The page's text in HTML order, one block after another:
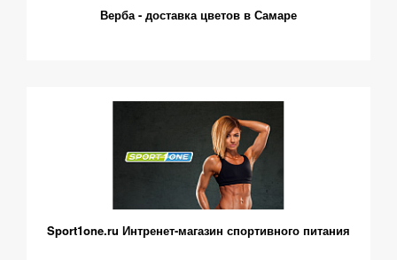
Верба - доставка цветов в Самаре
Sport1one.ru Интренет-магазин спортивного питания